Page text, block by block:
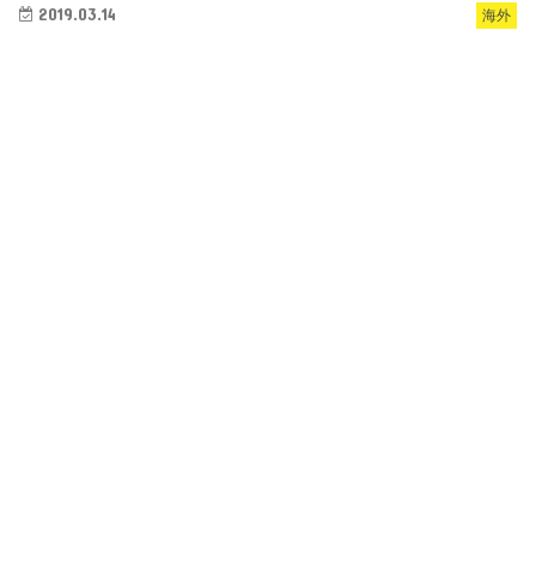
海外
2019.03.14